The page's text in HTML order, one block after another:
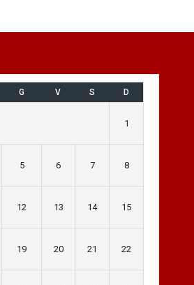
G V S D
1
5 6 7 8
12 13 14 15
19 20 21 22